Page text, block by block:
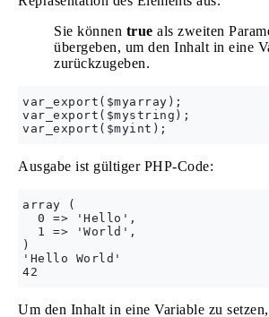
Sie können true als zweiten
übergeben, um den Inhalt in eine
zurückzugeben.
var_export($myarray);
var_export($mystring);
Ausgabe ist gültiger PHP-Code:
array (
  0 => 'Hello',
  1 => 'World',
)
'Hello World'
Um den Inhalt in eine Variable zu